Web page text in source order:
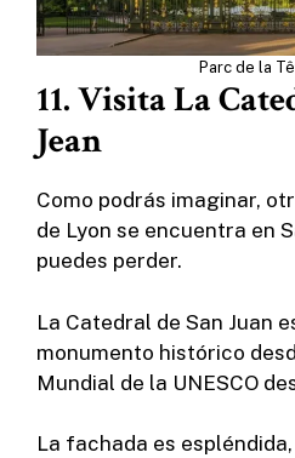
Parc de la
11. Visita La
Jean
Como podrás imaginar,
de Lyon se encuentra en
puedes perder.
La Catedral de San Juan
monumento histórico
Mundial de la UNESCO
La fachada es